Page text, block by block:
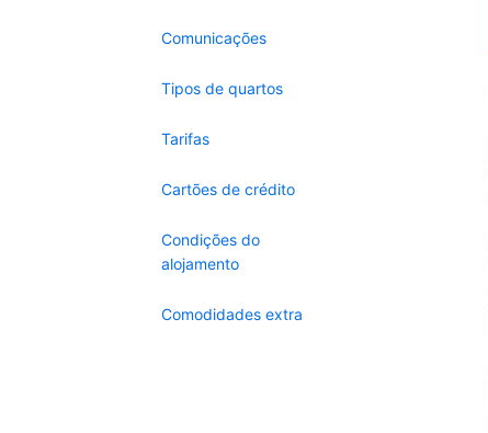
Comunicações
Tipos de quartos
Tarifas
Cartões de crédito
Condições do
alojamento
Comodidades extra